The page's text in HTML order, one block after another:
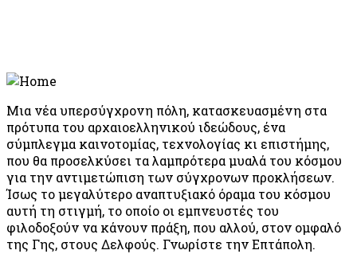
Μια νέα υπερσύγχρονη πόλη, κατασκευασμένη στα
πρότυπα του αρχαιοελληνικού ιδεώδους, ένα
σύμπλεγμα καινοτομίας, τεχνολογίας κι επιστήμης,
που θα προσελκύσει τα λαμπρότερα μυαλά του κόσμου
για την αντιμετώπιση των σύγχρονων προκλήσεων.
Ίσως το μεγαλύτερο αναπτυξιακό όραμα του κόσμου
αυτή τη στιγμή, το οποίο οι εμπνευστές του
φιλοδοξούν να κάνουν πράξη, που αλλού, στον ομφαλό
της Γης, στους Δελφούς. Γνωρίστε την Επτάπολη.